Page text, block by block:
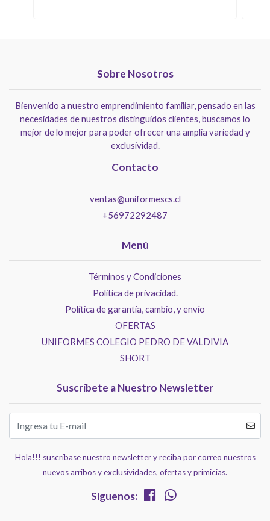
Sobre Nosotros
Bienvenido a nuestro emprendimiento familiar, pensado en las
necesidades de nuestros distinguidos clientes, buscamos lo
mejor de lo mejor para poder ofrecer una amplia variedad y
exclusividad.
Contacto
ventas@uniformescs.cl
+56972292487
Menú
Términos y Condiciones
Politica de privacidad.
Política de garantía, cambio, y envío
OFERTAS
UNIFORMES COLEGIO PEDRO DE VALDIVIA
SHORT
Suscríbete a Nuestro Newsletter
Hola!!! suscríbase nuestro newsletter y reciba por correo nuestros
nuevos arribos y exclusividades, ofertas y primicias.
Síguenos: